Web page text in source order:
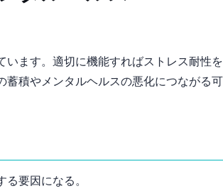
います。適切に機能すればストレス耐性を
積やメンタルヘルスの悪化につながる可
要因になる。